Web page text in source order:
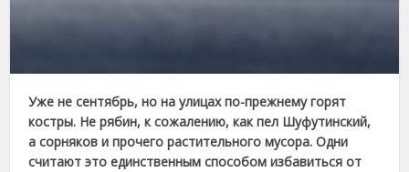
Уже не сентябрь, но на улицах по-прежнему горят
костры. Не рябин, к сожалению, как пел Шуфутинский,
а сорняков и прочего растительного мусора. Одни
считают это единственным способом избавиться от